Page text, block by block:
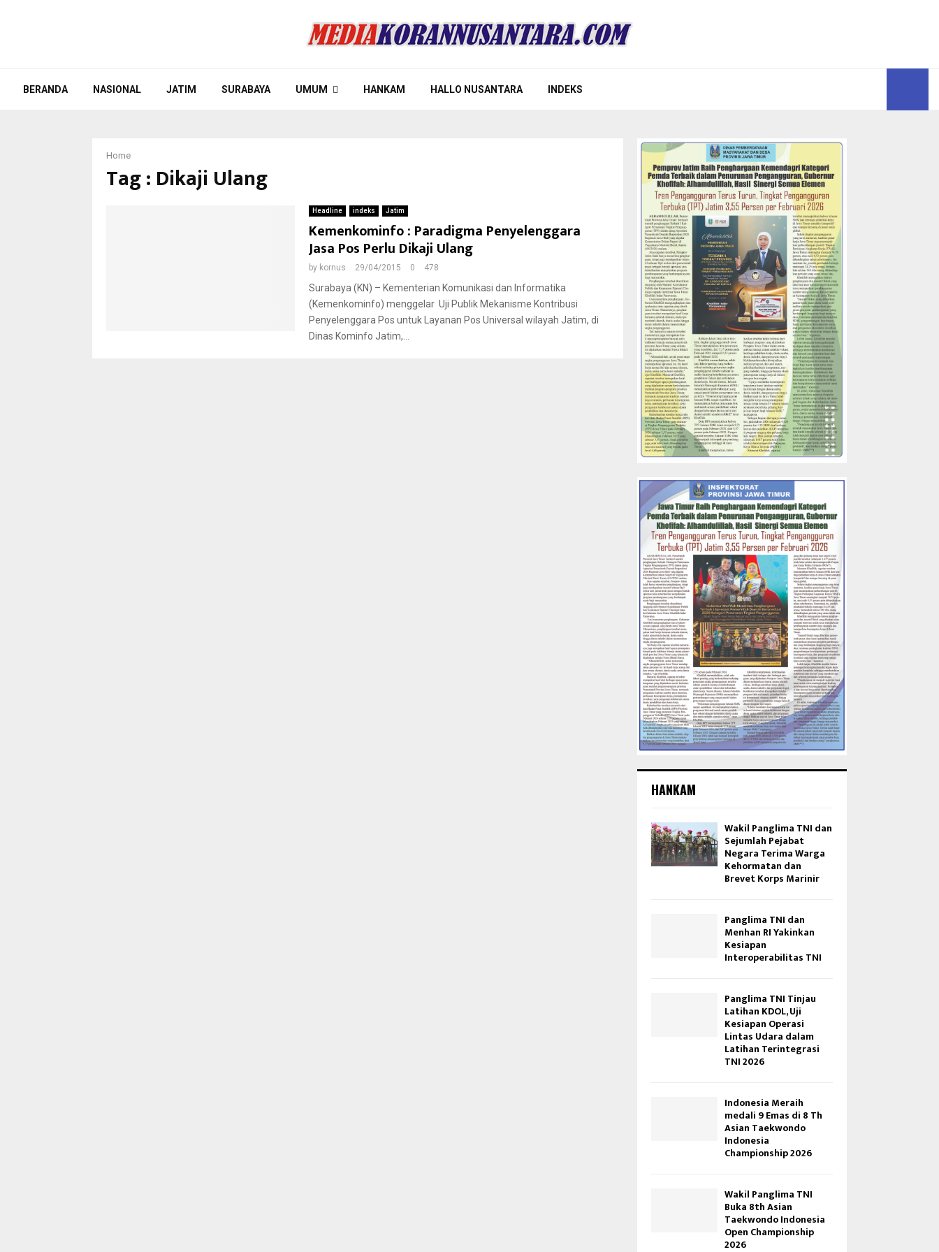
BERANDA NASIONAL JATIM SURABAYA UMUM HANKAM HALLO NUSANTARA INDEKS
Home
Tag : Dikaji Ulang
Headline indeks Jatim
Kemenkominfo : Paradigma Penyelenggara
Jasa Pos Perlu Dikaji Ulang
by kornus 29/04/2015 0 478
Surabaya (KN) – Kementerian Komunikasi dan Informatika
(Kemenkominfo) menggelar Uji Publik Mekanisme Kontribusi
Penyelenggara Pos untuk Layanan Pos Universal wilayah Jatim, di
Dinas Kominfo Jatim,...
HANKAM
Wakil Panglima TNI dan
Sejumlah Pejabat
Negara Terima Warga
Kehormatan dan
Brevet Korps Marinir
Panglima TNI dan
Menhan RI Yakinkan
Kesiapan
Interoperabilitas TNI
Panglima TNI Tinjau
Latihan KDOL, Uji
Kesiapan Operasi
Lintas Udara dalam
Latihan Terintegrasi
TNI 2026
Indonesia Meraih
medali 9 Emas di 8 Th
Asian Taekwondo
Indonesia
Championship 2026
Wakil Panglima TNI
Buka 8th Asian
Taekwondo Indonesia
Open Championship
2026